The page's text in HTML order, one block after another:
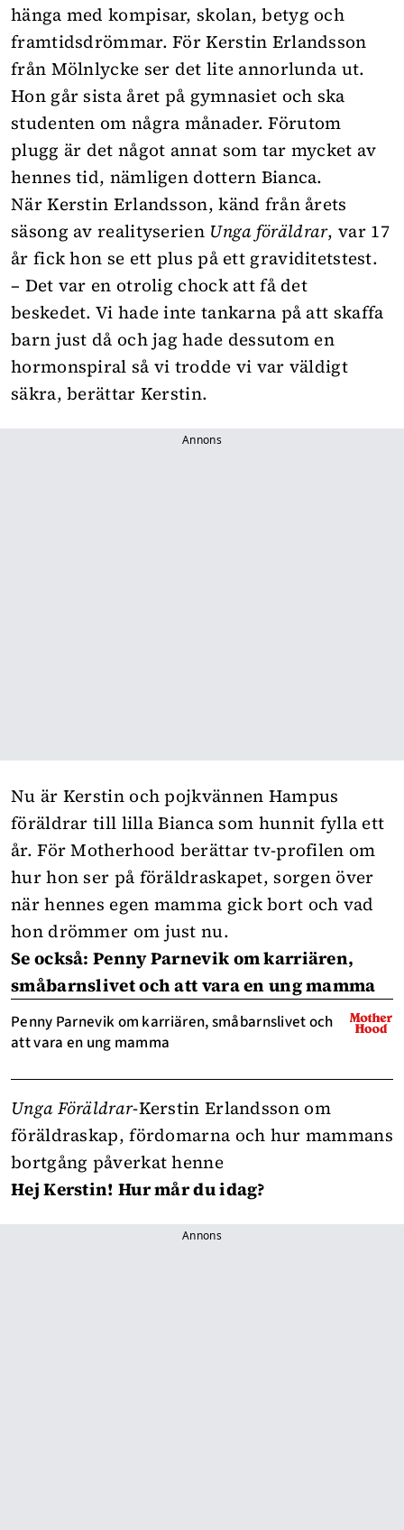
hänga med kompisar, skolan, betyg och
framtidsdrömmar. För Kerstin Erlandsson
från Mölnlycke ser det lite annorlunda ut.
Hon går sista året på gymnasiet och ska
studenten om några månader. Förutom
plugg är det något annat som tar mycket av
hennes tid, nämligen dottern Bianca.
När Kerstin Erlandsson, känd från årets
säsong av realityserien Unga föräldrar, var 17
år fick hon se ett plus på ett graviditetstest.
– Det var en otrolig chock att få det
beskedet. Vi hade inte tankarna på att skaffa
barn just då och jag hade dessutom en
hormonspiral så vi trodde vi var väldigt
säkra, berättar Kerstin.
Annons
Nu är Kerstin och pojkvännen Hampus
föräldrar till lilla Bianca som hunnit fylla ett
år. För Motherhood berättar tv-profilen om
hur hon ser på föräldraskapet, sorgen över
när hennes egen mamma gick bort och vad
hon drömmer om just nu.
Se också: Penny Parnevik om karriären,
småbarnslivet och att vara en ung mamma
Penny Parnevik om karriären, småbarnslivet och
att vara en ung mamma
Unga Föräldrar-Kerstin Erlandsson om
föräldraskap, fördomarna och hur mammans
bortgång påverkat henne
Hej Kerstin! Hur mår du idag?
Annons